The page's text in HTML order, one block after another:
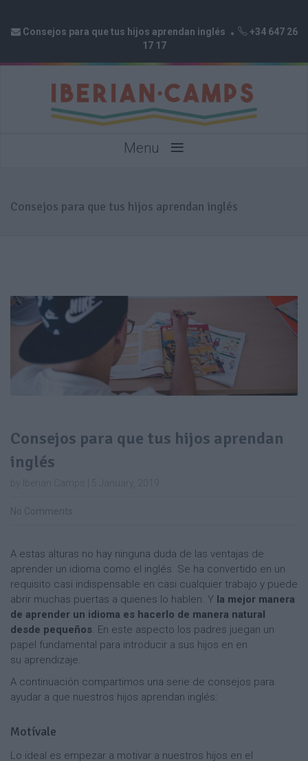
Consejos para que tus hijos aprendan inglés
+34 647 26
17 17
Menu ≡
Consejos para que tus hijos aprendan inglés
Consejos para que tus hijos aprendan
inglés
by Iberian Camps | 5 January, 2019
No Comments
A estas alturas no hay ninguna duda de las ventajas de
aprender un idioma como el inglés. Se ha convertido en un
requisito casi indispensable en casi cualquier trabajo y puede
abrir muchas puertas a quienes lo hablen. Y la mejor manera
de aprender un idioma es hacerlo de manera natural
desde pequeños. En este aspecto los padres juegan un
papel fundamental para introducir a sus hijos en en
su aprendizaje.
A continuación compartimos una serie de consejos para
ayudar a que nuestros hijos aprendan inglés:
Motívale
Lo ideal es empezar a motivar a nuestros hijos en el